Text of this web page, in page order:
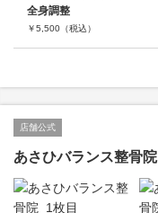
全身調整
￥5,500 （税込）
店舗公式
あさひバランス整骨院